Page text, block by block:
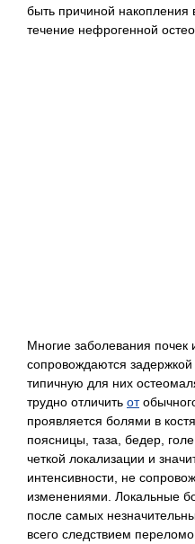
быть причиной накопления
течение нефрогенной
Многие заболевания почек
сопровождаются
типичную для них
трудно отличить от
проявляется болями в
поясницы, таза, бедер,
четкой локализации и
интенсивности, не
изменениями. Локальные
после самых
всего следствием